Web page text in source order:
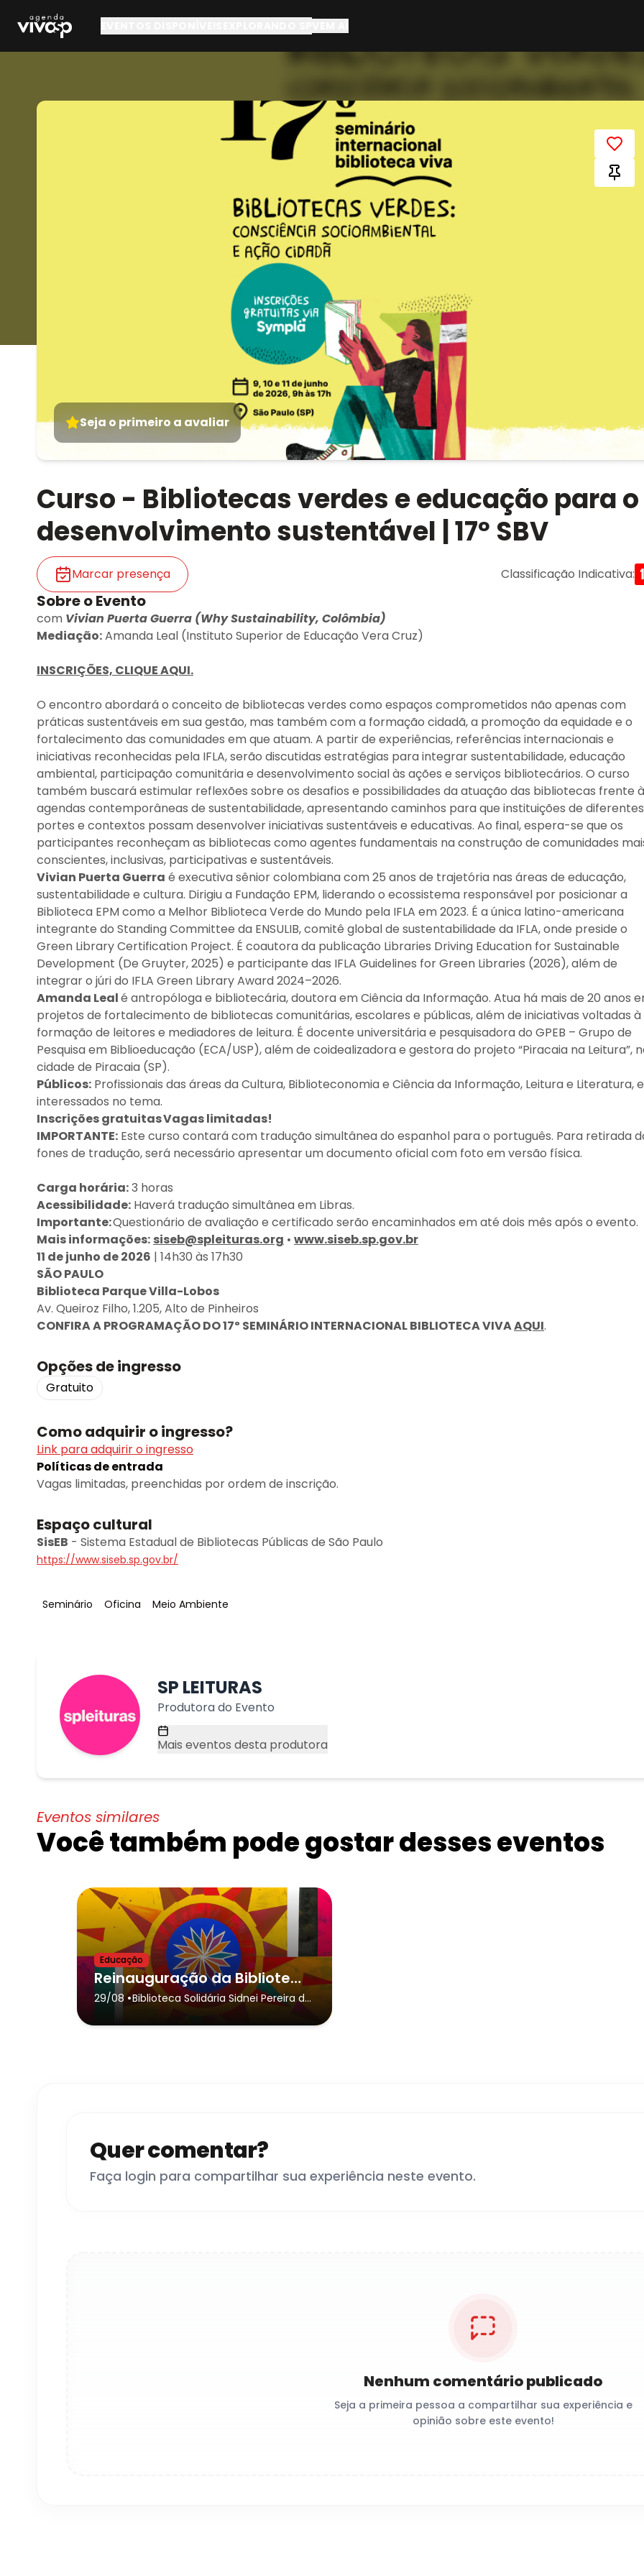
Seja o primeiro a avaliar
Curso - Bibliotecas verdes e educação para o
desenvolvimento sustentável | 17º SBV
Marcar presença Classificação Indicativa:
Sobre o Evento
com Vivian Puerta Guerra (Why Sustainability, Colômbia)
Mediação:Amanda Leal (Instituto Superior de Educação Vera Cruz)
INSCRIÇÕES, CLIQUE AQUI.
O encontro abordará o conceito de bibliotecas verdes como espaços comprometidos não apenas com
práticas sustentáveis em sua gestão, mas também com a formação cidadã, a promoção da equidade e o
fortalecimento das comunidades em que atuam. A partir de experiências, referências internacionais e
iniciativas reconhecidas pela IFLA, serão discutidas estratégias para integrar sustentabilidade, educação
ambiental, participação comunitária e desenvolvimento social às ações e serviços bibliotecários. O curso
também buscará estimular reflexões sobre os desafios e possibilidades da atuação das bibliotecas frente
agendas contemporâneas de sustentabilidade, apresentando caminhos para que instituições de diferentes
portes e contextos possam desenvolver iniciativas sustentáveis e educativas. Ao final, espera-se que os
participantes reconheçam as bibliotecas como agentes fundamentais na construção de comunidades
conscientes, inclusivas, participativas e sustentáveis.
Vivian Puerta Guerra é executiva sênior colombiana com 25 anos de trajetória nas áreas de educação,
sustentabilidade e cultura. Dirigiu a Fundação EPM, liderando o ecossistema responsável por posicionar a
Biblioteca EPM como a Melhor Biblioteca Verde do Mundo pela IFLA em 2023. É a única latino-americana
integrante do Standing Committee da ENSULIB, comitê global de sustentabilidade da IFLA, onde preside o
Green Library Certification Project. É coautora da publicação Libraries Driving Education for Sustainable
Development (De Gruyter, 2025) e participante das IFLA Guidelines for Green Libraries (2026), além de
integrar o júri do IFLA Green Library Award 2024–2026.
Amanda Lealé antropóloga e bibliotecária, doutora em Ciência da Informação. Atua há mais de 20 anos
projetos de fortalecimento de bibliotecas comunitárias, escolares e públicas, além de iniciativas voltadas à
formação de leitores e mediadores de leitura. É docente universitária e pesquisadora do GPEB – Grupo de
Pesquisa em Biblioeducação (ECA/USP), além de coidealizadora e gestora do projeto “Piracaia na Leitura”,
cidade de Piracaia (SP).
Públicos: Profissionais das áreas da Cultura, Biblioteconomia e Ciência da Informação, Leitura e Literatura, e
interessados no tema.
Inscrições gratuitas Vagas limitadas!
IMPORTANTE: Este curso contará com tradução simultânea do espanhol para o português. Para retirada
fones de tradução, será necessário apresentar um documento oficial com foto em versão física.
Carga horária:3 horas
Acessibilidade: Haverá tradução simultânea em Libras.
Importante:Questionário de avaliação e certificado serão encaminhados em até dois mês após o evento.
Mais informações: siseb@spleituras.org • www.siseb.sp.gov.br
11 de junho de 2026 | 14h30 às 17h30
SÃO PAULO
Biblioteca Parque Villa-Lobos
Av. Queiroz Filho, 1.205, Alto de Pinheiros
CONFIRA A PROGRAMAÇÃO DO 17º SEMINÁRIO INTERNACIONAL BIBLIOTECA VIVAAQUI.
Opções de ingresso
Gratuito
Como adquirir o ingresso?
Link para adquirir o ingresso
Políticas de entrada
Vagas limitadas, preenchidas por ordem de inscrição.
Espaço cultural
SisEB - Sistema Estadual de Bibliotecas Públicas de São Paulo
https://www.siseb.sp.gov.br/
Tag:
Seminário Tag:
Oficina Tag:
Meio Ambiente
SP LEITURAS
Produtora do Evento
Mais eventos desta produtora
Eventos similares
Você também pode gostar desses eventos
Educação
Reinauguração da Biblioteca Solidária SPR - Biblioteca Integrativa
29/08 •Biblioteca Solidária Sidnei Pereira da
- São José dos Campos
Quer comentar?
Faça login para compartilhar sua experiência neste evento.
Nenhum comentário publicado
Seja a primeira pessoa a compartilhar sua experiência e
opinião sobre este evento!